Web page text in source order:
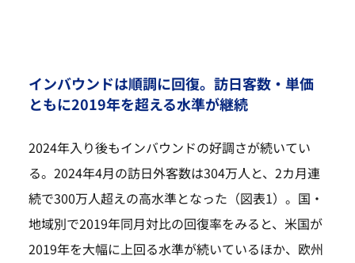
インバウンドは順調に回復。訪日客数・単価
ともに2019年を超える水準が継続
2024年入り後もインバウンドの好調さが続いてい
る。2024年4月の訪日外客数は304万人と、2カ月連
続で300万人超えの高水準となった（図表1）。国・
地域別で2019年同月対比の回復率をみると、米国が
2019年を大幅に上回る水準が続いているほか、欧州